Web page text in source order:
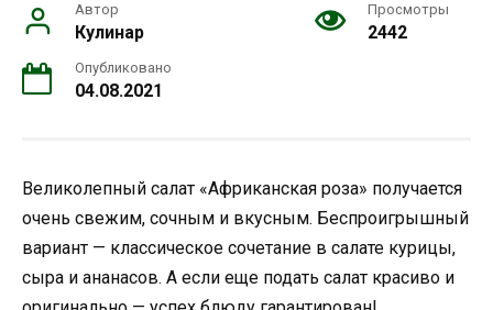
Автор
Кулинар
Просмотры
2442
Опубликовано
04.08.2021
Великолепный салат «Африканская роза» получается
очень свежим, сочным и вкусным. Беспроигрышный
вариант — классическое сочетание в салате курицы,
сыра и ананасов. А если еще подать салат красиво и